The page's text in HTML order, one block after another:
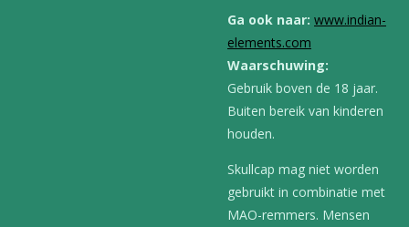
Ga ook naar: www.indian-
elements.com
Waarschuwing:
Gebruik boven de 18 jaar.
Buiten bereik van kinderen
houden.
Skullcap mag niet worden
gebruikt in combinatie met
MAO-remmers. Mensen